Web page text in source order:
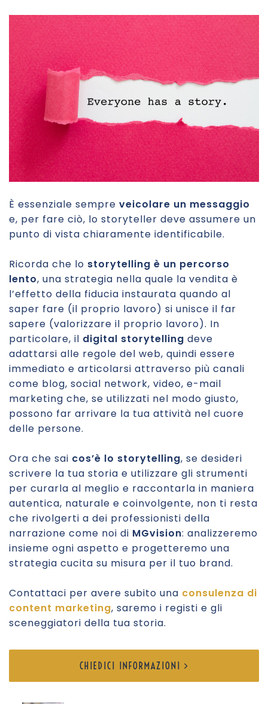
È essenziale sempre veicolare un messaggio
e, per fare ciò, lo storyteller deve assumere un
punto di vista chiaramente identificabile.
Ricorda che lo storytelling è un percorso
lento, una strategia nella quale la vendita è
l’effetto della fiducia instaurata quando al
saper fare (il proprio lavoro) si unisce il far
sapere (valorizzare il proprio lavoro). In
particolare, il digital storytelling deve
adattarsi alle regole del web, quindi essere
immediato e articolarsi attraverso più canali
come blog, social network, video, e-mail
marketing che, se utilizzati nel modo giusto,
possono far arrivare la tua attività nel cuore
delle persone.
Ora che sai cos’è lo storytelling, se desideri
scrivere la tua storia e utilizzare gli strumenti
per curarla al meglio e raccontarla in maniera
autentica, naturale e coinvolgente, non ti resta
che rivolgerti a dei professionisti della
narrazione come noi di MGvision: analizzeremo
insieme ogni aspetto e progetteremo una
strategia cucita su misura per il tuo brand.
Contattaci per avere subito una consulenza di
content marketing, saremo i registi e gli
sceneggiatori della tua storia.
CHIEDICI INFORMAZIONI